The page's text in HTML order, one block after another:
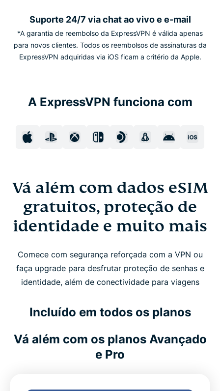
Suporte 24/7 via chat ao vivo e e-mail
*A garantia de reembolso da ExpressVPN é válida apenas
para novos clientes. Todos os reembolsos de assinaturas da
ExpressVPN adquiridas via iOS ficam a critério da Apple.
A ExpressVPN funciona com
Vá além com dados eSIM
gratuitos, proteção de
identidade e muito mais
Comece com segurança reforçada com a VPN ou
faça upgrade para desfrutar proteção de senhas e
identidade, além de conectividade para viagens
Incluído em todos os planos
Vá além com os planos Avançado
e Pro